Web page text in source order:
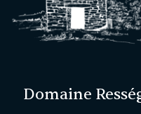
Domaine